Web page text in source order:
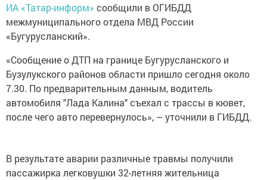
ИА «Татар-информ» сообщили в ОГИБДД
межмуниципального отдела МВД России
«Бугурусланский».
«Сообщение о ДТП на границе Бугурусланского и
Бузулукского районов области пришло сегодня около
7.30. По предварительным данным, водитель
автомобиля "Лада Калина" съехал с трассы в кювет,
после чего авто перевернулось», – уточнили в ГИБДД.
В результате аварии различные травмы получили
пассажирка легковушки 32-летняя жительница